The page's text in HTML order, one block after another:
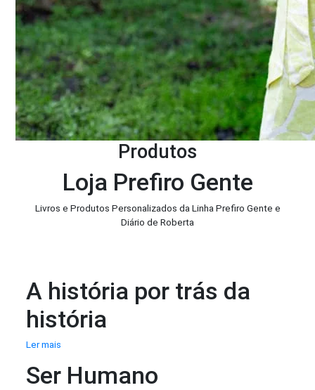
Produtos
Loja Prefiro Gente
Livros e Produtos Personalizados da Linha Prefiro Gente e
Diário de Roberta
A história por trás da
história
Ler mais
Ser Humano